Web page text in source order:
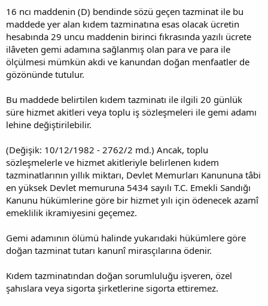
16 ncı maddenin (D) bendinde sözü geçen tazminat ile bu
maddede yer alan kıdem tazminatına esas olacak ücretin
hesabında 29 uncu maddenin birinci fıkrasında yazılı ücrete
ilâveten gemi adamına sağlanmış olan para ve para ile
ölçülmesi mümkün akdi ve kanundan doğan menfaatler de
gözönünde tutulur.
Bu maddede belirtilen kıdem tazminatı ile ilgili 20 günlük
süre hizmet akitleri veya toplu iş sözleşmeleri ile gemi adamı
lehine değiştirilebilir.
(Değişik: 10/12/1982 - 2762/2 md.) Ancak, toplu
sözleşmelerle ve hizmet akitleriyle belirlenen kıdem
tazminatlarının yıllık miktarı, Devlet Memurları Kanununa tâbi
en yüksek Devlet memuruna 5434 sayılı T.C. Emekli Sandığı
Kanunu hükümlerine göre bir hizmet yılı için ödenecek azamî
emeklilik ikramiyesini geçemez.
Gemi adamının ölümü halinde yukarıdaki hükümlere göre
doğan tazminat tutarı kanunî mirasçılarına ödenir.
Kıdem tazminatından doğan sorumluluğu işveren, özel
şahıslara veya sigorta şirketlerine sigorta ettiremez.